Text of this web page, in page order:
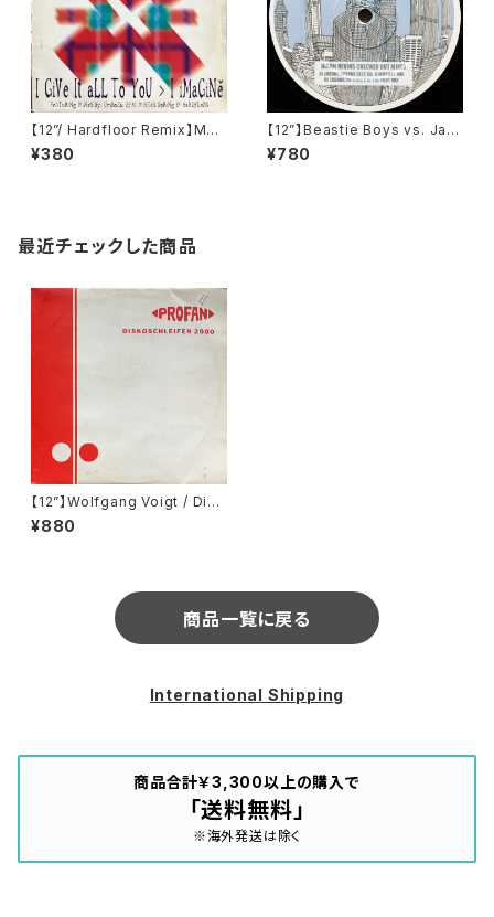
【12”/ Hardfloor Remix】Mär
y Kiani / I Give It All To You
/ I Imagine (1st Avenue Rec
¥380
【12”】Beastie Boys vs. Jas
on Nevins / Ch-Check It O
ut (Remix) (GRDJPROMO1
¥780
最近チェックした商品
【12”】Wolfgang Voigt / Disk
oschleifen 2000 (Profan)
(PROFAN 022)
¥880
商品一覧に戻る
International Shipping
商品合計￥3,300以上の購入で
「送料無料」
※海外発送は除く